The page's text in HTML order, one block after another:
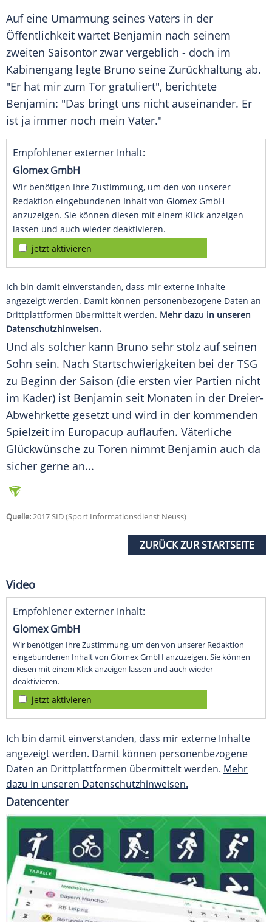
Auf eine Umarmung seines Vaters in der
Öffentlichkeit wartet Benjamin nach seinem
zweiten Saisontor zwar vergeblich - doch im
Kabinengang legte Bruno seine Zurückhaltung ab.
"Er hat mir zum Tor gratuliert", berichtete
Benjamin: "Das bringt uns nicht auseinander. Er
ist ja immer noch mein Vater."
Empfohlener externer Inhalt:
Glomex GmbH
Wir benötigen Ihre Zustimmung, um den von unserer
Redaktion eingebundenen Inhalt von Glomex GmbH
anzuzeigen. Sie können diesen mit einem Klick anzeigen
lassen und auch wieder deaktivieren.
jetzt aktivieren
Ich bin damit einverstanden, dass mir externe Inhalte
angezeigt werden. Damit können personenbezogene Daten an
Drittplattformen übermittelt werden. Mehr dazu in unseren
Datenschutzhinweisen.
Und als solcher kann Bruno sehr stolz auf seinen
Sohn sein. Nach Startschwierigkeiten bei der TSG
zu Beginn der Saison (die ersten vier Partien nicht
im Kader) ist Benjamin seit Monaten in der Dreier-
Abwehrkette gesetzt und wird in der kommenden
Spielzeit im Europacup auflaufen. Väterliche
Glückwünsche zu Toren nimmt Benjamin auch da
sicher gerne an...
Quelle:2017 SID (Sport Informationsdienst Neuss)
ZURÜCK ZUR STARTSEITE
Video
Empfohlener externer Inhalt:
Glomex GmbH
Wir benötigen Ihre Zustimmung, um den von unserer Redaktion
eingebundenen Inhalt von Glomex GmbH anzuzeigen. Sie können
diesen mit einem Klick anzeigen lassen und auch wieder
deaktivieren.
jetzt aktivieren
Ich bin damit einverstanden, dass mir externe Inhalte
angezeigt werden. Damit können personenbezogene
Daten an Drittplattformen übermittelt werden. Mehr
dazu in unseren Datenschutzhinweisen.
Datencenter